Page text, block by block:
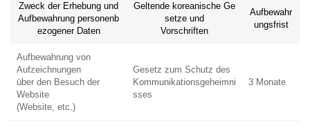
Zweck der Erhebung und
Aufbewahrung personenb
ezogener Daten
Geltende koreanische Ge
setze und
Vorschriften
Aufbewahr
ungsfrist
Aufbewahrung von
Aufzeichnungen
über den Besuch der
Website
(Website, etc.)
Gesetz zum Schutz des
Kommunikationsgeheimni
sses
3 Monate